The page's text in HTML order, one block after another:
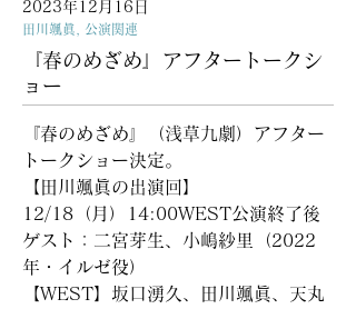
2023年12月16日
田川颯眞, 公演関連
『春のめざめ』アフタートークシ
ョー
『春のめざめ』（浅草九劇）アフター
トークショー決定。
【田川颯眞の出演回】
12/18（月）14:00WEST公演終了後
ゲスト：二宮芽生、小嶋紗里（2022
年・イルゼ役）
【WEST】坂口湧久、田川颯眞、天丸